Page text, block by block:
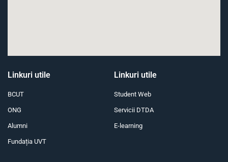
Linkuri utile
BCUT
ONG
Alumni
Fundația UVT
Linkuri utile
Student Web
Servicii DTDA
E-learning